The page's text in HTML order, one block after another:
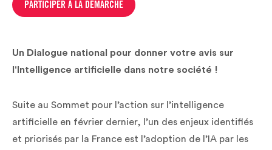
Un Dialogue national pour donner votre avis sur
l'Intelligence artificielle dans notre société !
Suite au Sommet pour l’action sur l’intelligence
artificielle en février dernier, l’un des enjeux identifiés
et priorisés par la France est l’adoption de l’IA par les
PARTICIPER À LA DÉMARCHE